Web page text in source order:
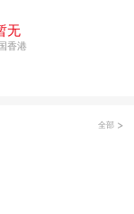
无
香港
全部